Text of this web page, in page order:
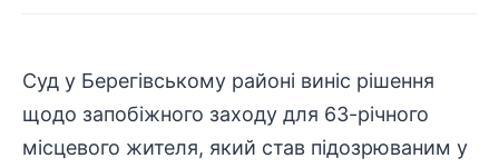
Суд у Берегівському районі виніс рішення
щодо запобіжного заходу для 63-річного
місцевого жителя, який став підозрюваним у